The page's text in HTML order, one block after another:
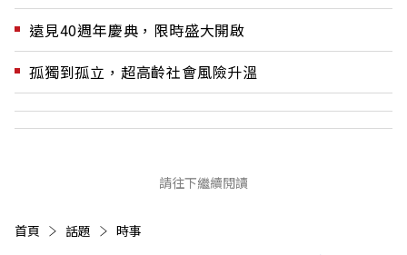
遠見40週年慶典，限時盛大開啟
孤獨到孤立，超高齡社會風險升溫
請往下繼續閱讀
首頁 話題 時事